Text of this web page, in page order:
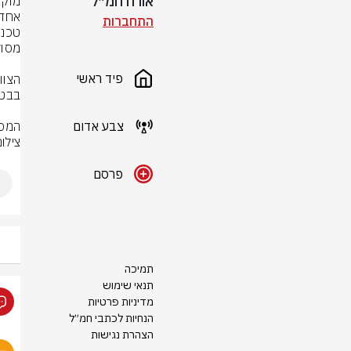
התחברות
פיד ראשי
צבע אדום
פרסם
תמיכה
תנאי שימוש
מדיניות פרטיות
הנחיות לכתבי חמ״ל
הצהרת נגישות